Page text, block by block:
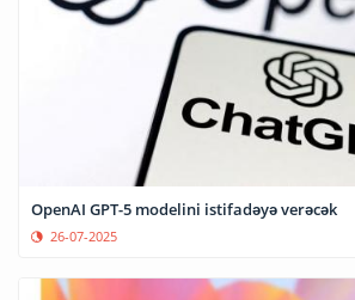
OpenAI GPT-5 modelini istifadəyə verəcək
26-07-2025